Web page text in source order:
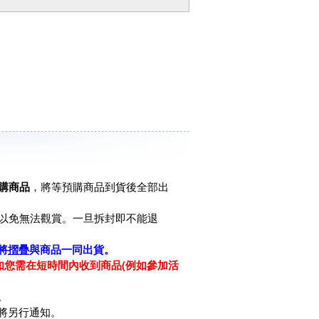
商品 ，將等預購商品到貨後全部出
免無法觀賞。一旦拆封即不能退
摺疊與商品一同出貨。
您需在短時間內收到商品(例如參加活
行通知。